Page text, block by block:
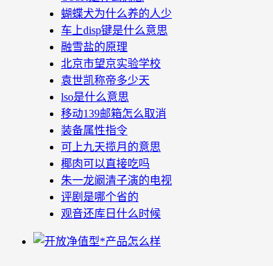
蝴蝶犬为什么养的人少
车上disp键是什么意思
融雪盐的原理
北京市望京实验学校
袁世凯称帝多少天
lso是什么意思
移动139邮箱怎么取消
装备属性指令
可上九天揽月的意思
椰肉可以直接吃吗
朱一龙阚清子演的电视
评剧是哪个省的
观音还库日什么时候